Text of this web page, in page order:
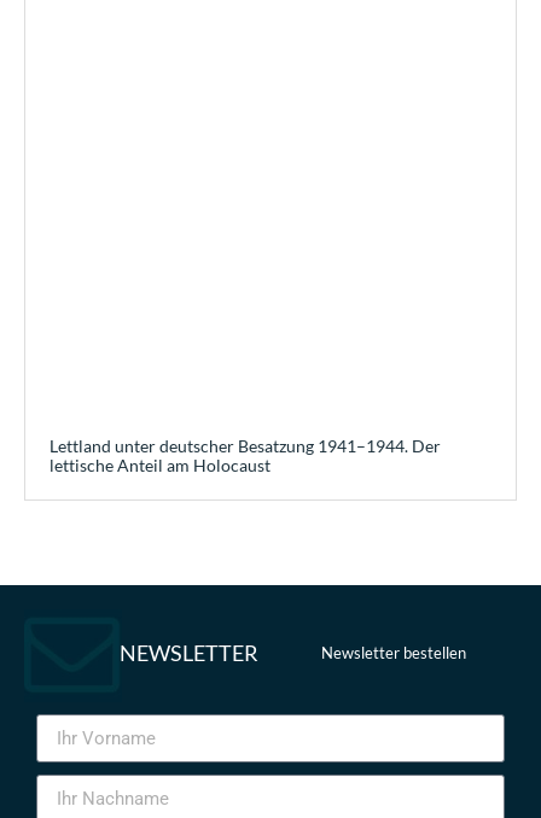
Lettland unter deutscher Besatzung 1941–1944. Der
lettische Anteil am Holocaust
NEWSLETTER Newsletter bestellen